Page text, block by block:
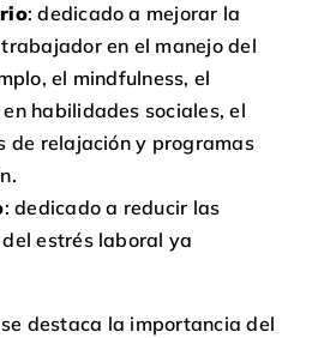
: dedicado a mejorar la
en el manejo del
el mindfulness, el
habilidades sociales, el
de relajación y programas
: dedicado a reducir las
estrés laboral ya
destaca la importancia del